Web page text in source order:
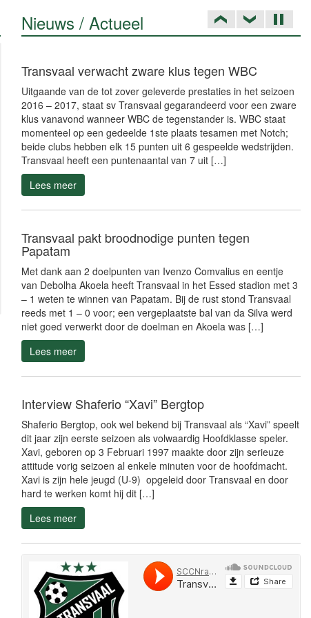
Nieuws / Actueel
Transvaal verwacht zware klus tegen WBC
Uitgaande van de tot zover geleverde prestaties in het seizoen
2016 – 2017, staat sv Transvaal gegarandeerd voor een zware
klus vanavond wanneer WBC de tegenstander is. WBC staat
momenteel op een gedeelde 1ste plaats tesamen met Notch;
beide clubs hebben elk 15 punten uit 6 gespeelde wedstrijden.
Transvaal heeft een puntenaantal van 7 uit […]
Lees meer
Transvaal pakt broodnodige punten tegen
Papatam
Met dank aan 2 doelpunten van Ivenzo Comvalius en eentje
van Debolha Akoela heeft Transvaal in het Essed stadion met 3
– 1 weten te winnen van Papatam. Bij de rust stond Transvaal
reeds met 1 – 0 voor; een vergeplaatste bal van da Silva werd
niet goed verwerkt door de doelman en Akoela was […]
Lees meer
Interview Shaferio “Xavi” Bergtop
Shaferio Bergtop, ook wel bekend bij Transvaal als “Xavi” speelt
dit jaar zijn eerste seizoen als volwaardig Hoofdklasse speler.
Xavi, geboren op 3 Februari 1997 maakte door zijn serieuze
attitude vorig seizoen al enkele minuten voor de hoofdmacht.
Xavi is zijn hele jeugd (U-9) opgeleid door Transvaal en door
hard te werken komt hij dit […]
Lees meer
Transvaal deze week niet in actie
Bij de voortzetting van de SVB Eerste Divisie Competitie komt
SV Transvaal niet in actie. Transvaal is namelijk vrij wanneer de